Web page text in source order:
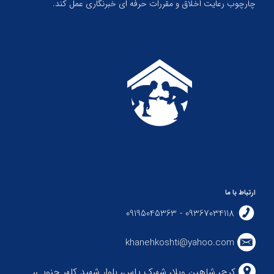
چارچوب رعایت اخلاق و مقررات حرفه ای خبرنگاری عمل کند.
ارتباط با ما
09367034118 - 09195045363
khanehkoshti@yahoo.com